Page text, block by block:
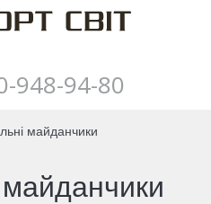
948-94-80
майданчики
майданчики